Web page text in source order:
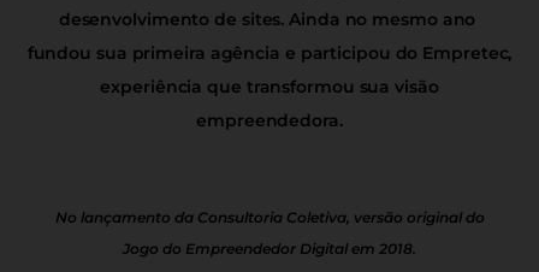
desenvolvimento de sites. Ainda no mesmo ano
fundou sua primeira agência e participou do Empretec,
experiência que transformou sua visão
empreendedora.
No lançamento da Consultoria Coletiva, versão original do
Jogo do Empreendedor Digital em 2018.